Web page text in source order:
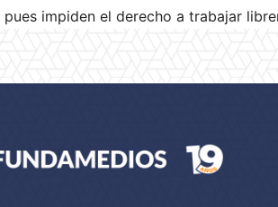
impiden el derecho a trabajar